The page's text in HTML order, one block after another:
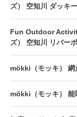
ズ） 空知川 ダッキー
Fun Outdoor
ズ） 空知川 リバー
mökki（モッキ） 網
mökki（モッキ） 能